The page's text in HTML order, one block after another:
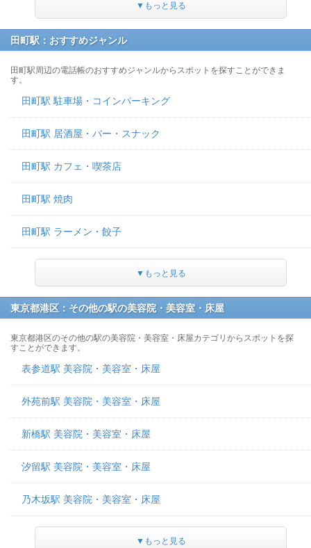
▼もっと見る
田町駅：おすすめジャンル
田町駅周辺の電話帳のおすすめジャンルからスポットを探すことができま
す。
田町駅 駐車場・コインパーキング
田町駅 居酒屋・バー・スナック
田町駅 カフェ・喫茶店
田町駅 焼肉
田町駅 ラーメン・餃子
▼もっと見る
東京都港区：その他の駅の美容院・美容室・床屋
東京都港区のその他の駅の美容院・美容室・床屋カテゴリからスポットを探
すことができます。
表参道駅 美容院・美容室・床屋
外苑前駅 美容院・美容室・床屋
新橋駅 美容院・美容室・床屋
汐留駅 美容院・美容室・床屋
乃木坂駅 美容院・美容室・床屋
▼もっと見る